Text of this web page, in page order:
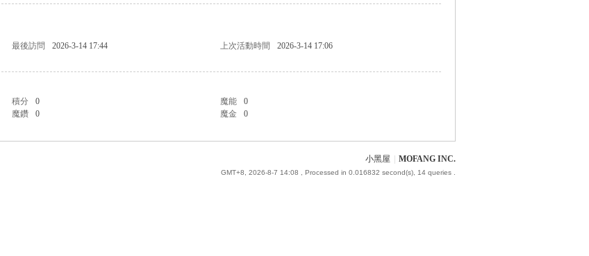
最後訪問 2026-3-14 17:44 上次活動時間
2026-3-14 17:06
積分 0 魔能
0
魔鑽 0 魔金 0
小黑屋 MOFANG INC.
GMT+8, 2026-8-7 14:08 , Processed in 0.016832 second(s), 14 queries .